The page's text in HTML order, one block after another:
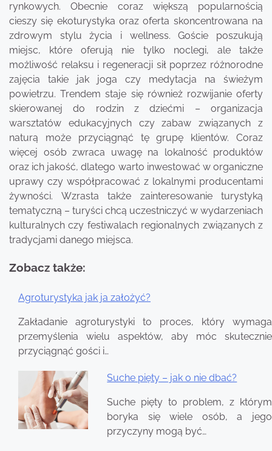
rynkowych. Obecnie coraz większą popularnością
cieszy się ekoturystyka oraz oferta skoncentrowana na
zdrowym stylu życia i wellness. Goście poszukują
miejsc, które oferują nie tylko noclegi, ale także
możliwość relaksu i regeneracji sił poprzez różnorodne
zajęcia takie jak joga czy medytacja na świeżym
powietrzu. Trendem staje się również rozwijanie oferty
skierowanej do rodzin z dziećmi – organizacja
warsztatów edukacyjnych czy zabaw związanych z
naturą może przyciągnąć tę grupę klientów. Coraz
więcej osób zwraca uwagę na lokalność produktów
oraz ich jakość, dlatego warto inwestować w organiczne
uprawy czy współpracować z lokalnymi producentami
żywności. Wzrasta także zainteresowanie turystyką
tematyczną – turyści chcą uczestniczyć w wydarzeniach
kulturalnych czy festiwalach regionalnych związanych z
tradycjami danego miejsca.
Zobacz także:
Agroturystyka jak ja założyć?
Zakładanie agroturystyki to proces, który wymaga
przemyślenia wielu aspektów, aby móc skutecznie
przyciągnąć gości i…
Suche pięty – jak o nie dbać?
Suche pięty to problem, z którym
boryka się wiele osób, a jego
przyczyny mogą być…
Nawigacja
wpisu